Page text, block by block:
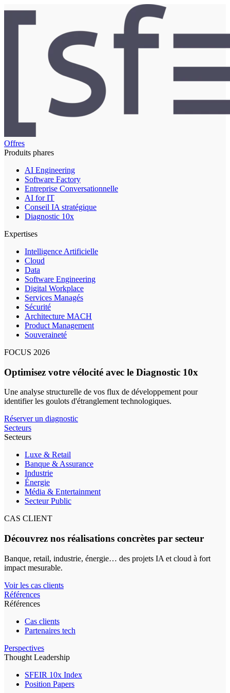
Offres
Produits phares
AI Engineering
Software Factory
Entreprise Conversationnelle
AI for IT
Conseil IA stratégique
Diagnostic 10x
Expertises
Intelligence Artificielle
Cloud
Data
Software Engineering
Digital Workplace
Services Managés
Sécurité
Architecture MACH
Product Management
Souveraineté
FOCUS 2026
Optimisez votre vélocité avec le Diagnostic 10x
Une analyse structurelle de vos flux de développement pour
identifier les goulots d'étranglement technologiques.
Réserver un diagnostic
Secteurs
Secteurs
Luxe & Retail
Banque & Assurance
Industrie
Énergie
Média & Entertainment
Secteur Public
CAS CLIENT
Découvrez nos réalisations concrètes par secteur
Banque, retail, industrie, énergie… des projets IA et cloud à fort
impact mesurable.
Voir les cas clients
Références
Références
Cas clients
Partenaires tech
Perspectives
Thought Leadership
SFEIR 10x Index
Position Papers